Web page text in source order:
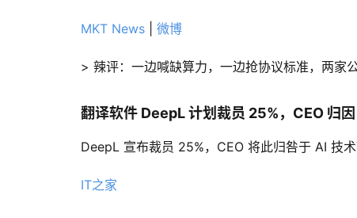
MKT News 微博
> 辣评：一边喊缺算力，一边抢协议标准，两家
翻译软件 DeepL 计划裁员 25%，CEO 归
DeepL 宣布裁员 25%，CEO 将此归咎于 AI 技
IT之家